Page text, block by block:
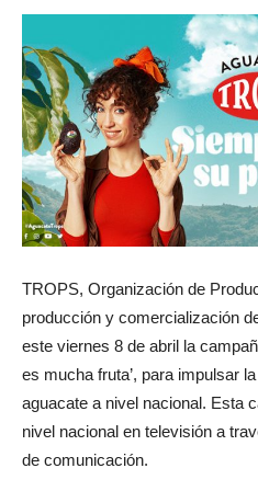
TROPS, Organización de
producción y comercialización
este viernes 8 de abril la
es mucha fruta’, para impulsar
aguacate a nivel nacional. Esta
nivel nacional en televisión a
de comunicación.